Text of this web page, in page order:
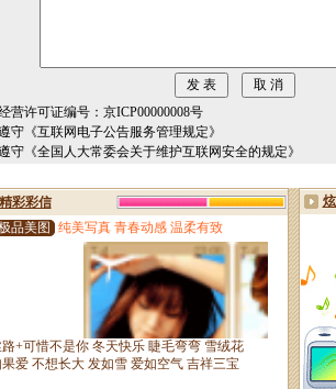
营许可证编号：京ICP00000008号
守《互联网电子公告服务管理规定》
守《全国人大常委会关于维护互联网安全的规定》